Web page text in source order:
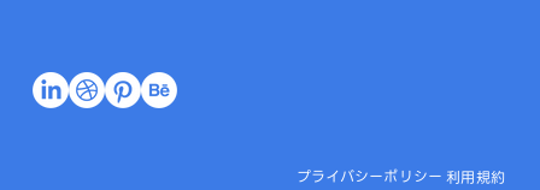
利用規約
プライバシーポリシー